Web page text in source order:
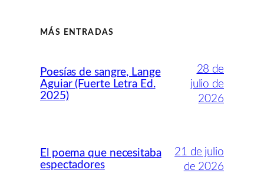
MÁS ENTRADAS
Poesías de sangre, Lange
Aguiar (Fuerte Letra Ed.
2025)
28 de
julio de
2026
El poema que necesitaba
espectadores
21 de julio
de 2026